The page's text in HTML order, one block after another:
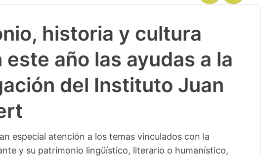
historia y cultura
año las ayudas a la
del Instituto Juan
especial atención a los temas vinculados con la
y su patrimonio lingüístico, literario o humanístico,